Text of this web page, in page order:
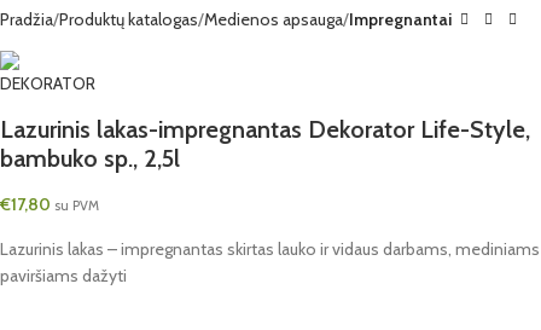
Pradžia Produktų katalogas Medienos apsauga Impregnantai
Lazurinis lakas-impregnantas Dekorator Life-Style,
bambuko sp., 2,5l
€17,80 su PVM
Lazurinis lakas – impregnantas skirtas lauko ir vidaus darbams, mediniams
paviršiams dažyti